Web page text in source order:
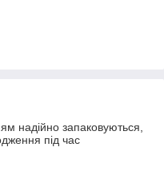
надійно запаковуються,
під час